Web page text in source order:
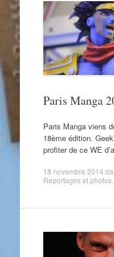
Paris Manga
Paris Manga viens
18ème édition.
profiter de ce WE
18 novembre 2014
Reportages et photos.